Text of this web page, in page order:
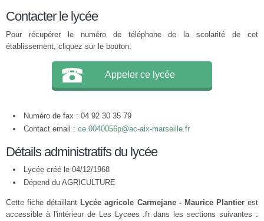
Contacter le lycée
Pour récupérer le numéro de téléphone de la scolarité de cet
établissement, cliquez sur le bouton.
Appeler ce lycée
Numéro de fax : 04 92 30 35 79
Contact email : ce.0040056p@ac-aix-marseille.fr
Détails administratifs du lycée
Lycée créé le 04/12/1968
Dépend du AGRICULTURE
Cette fiche détaillant Lycée agricole Carmejane - Maurice Plantierest
accessible à l'intérieur de Les Lycees .fr dans les sections suivantes :